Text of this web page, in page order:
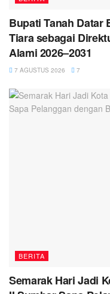
Bupati Tanah Datar
Tiara sebagai
Alami 2026–2031
7 AGUSTUS 2026 7
BERITA
Semarak Hari Jadi